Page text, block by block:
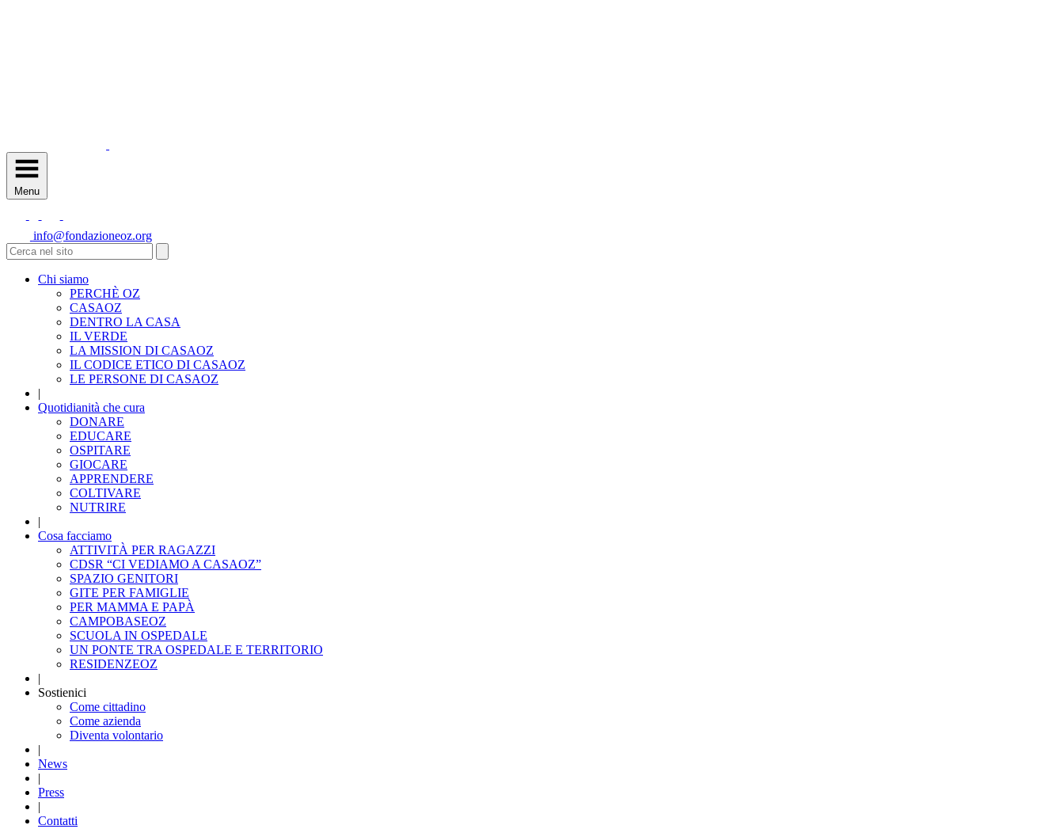
Menu
info@fondazioneoz.org
Chi siamo
PERCHÈ OZ
CASAOZ
DENTRO LA CASA
IL VERDE
LA MISSION DI CASAOZ
IL CODICE ETICO DI CASAOZ
LE PERSONE DI CASAOZ
|
Quotidianità che cura
DONARE
EDUCARE
OSPITARE
GIOCARE
APPRENDERE
COLTIVARE
NUTRIRE
|
Cosa facciamo
ATTIVITÀ PER RAGAZZI
CDSR “CI VEDIAMO A CASAOZ”
SPAZIO GENITORI
GITE PER FAMIGLIE
PER MAMMA E PAPÀ
CAMPOBASEOZ
SCUOLA IN OSPEDALE
UN PONTE TRA OSPEDALE E TERRITORIO
RESIDENZEOZ
|
Sostienici
Come cittadino
Come azienda
Diventa volontario
|
News
|
Press
|
Contatti